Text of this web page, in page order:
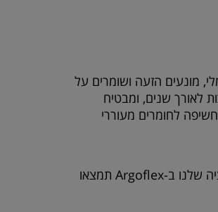
מונעים הזעה ושומרים על
לאורך שנים, ומבטיח
לחומרים מעוררי
שלנו ב-Argoflex תמצאו